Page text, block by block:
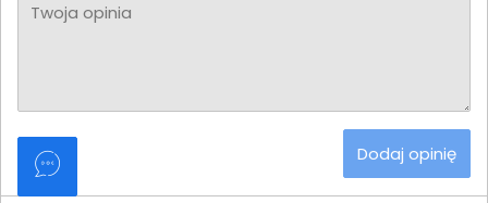
Twoja opinia
Dodaj opinię